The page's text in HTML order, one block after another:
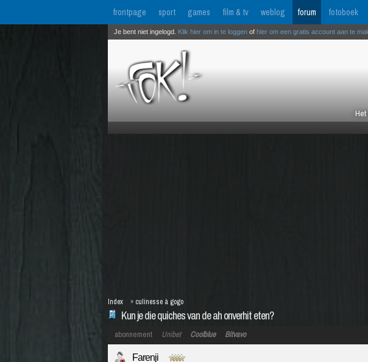
frontpage sport games film & tv weblog forum fotoboek
Je bent niet ingelogd. Klik hier om in te loggen of hier om een gratis account aan te
Kun je die quiches van de ah onverhit eten?
Index » culinesse à gogo
abonnement Unibet Coolblue Bitvavo
Farenji